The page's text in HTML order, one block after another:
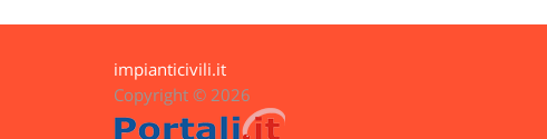
impianticivili.it
Copyright © 2026